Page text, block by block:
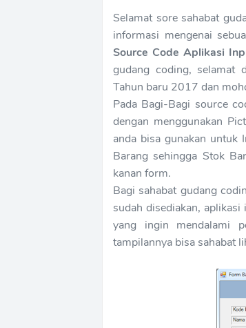
Selamat sore sahabat
informasi mengenai
Source Code Aplikasi
gudang coding, selamat
Tahun baru 2017 dan
Pada Bagi-Bagi source
dengan menggunakan
anda bisa gunakan untuk
Barang sehingga Stok
kanan form.
Bagi sahabat gudang
sudah disediakan,
yang ingin mendalami
tampilannya bisa sahabat